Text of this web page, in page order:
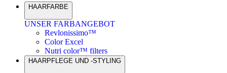
HAARFARBE
UNSER FARBANGEBOT
Revlonissimo™
Color Excel
Nutri color™ filters
HAARPFLEGE UND -STYLING